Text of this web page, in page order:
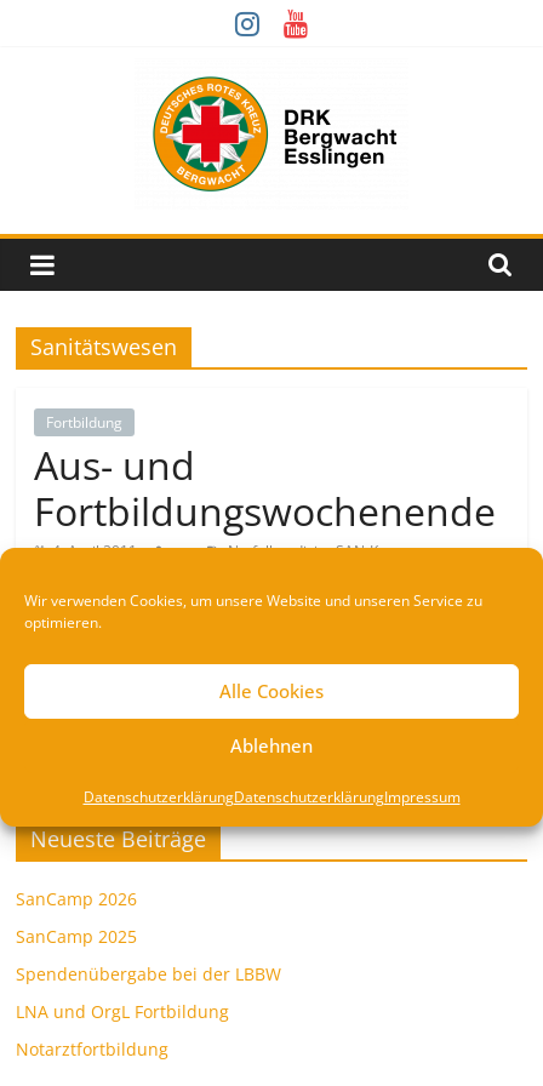
Wir verwenden Cookies, um unsere Website und unseren Service zu
optimieren.
Alle Cookies
Ablehnen
DatenschutzerklärungDatenschutzerklärungImpressum
Bergwacht
Esslingen
Der
Fachrettungsdienst
für
unwegsames
Gelände.
Sanitätswesen
Fortbildung
Aus- und
Fortbildungswochenende
4. April 2011 nn Notfallmedizin,SAN-Kurs,
Als erste zentrale Aus- und Fortbildung stand Anfang
April ein Wochenende auf unserer Bergrettungswache
an. Auf dem Programm fand sich
Neueste Beiträge
SanCamp 2026
SanCamp 2025
Spendenübergabe bei der LBBW
LNA und OrgL Fortbildung
Notarztfortbildung